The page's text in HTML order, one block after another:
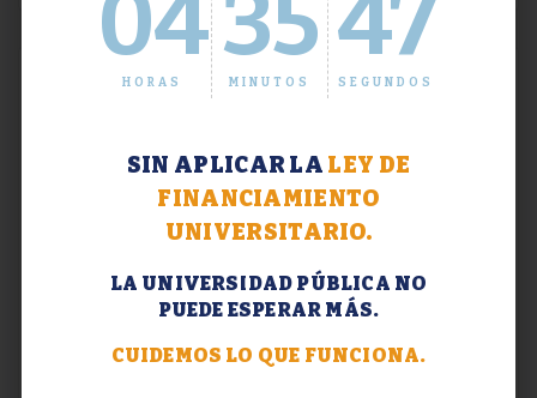
04
HORAS
35
MINUTOS
47
SEGUNDOS
SIN APLICAR LA LEY DE
FINANCIAMIENTO
UNIVERSITARIO.
LA UNIVERSIDAD PÚBLICA NO
PUEDE ESPERAR MÁS.
CUIDEMOS LO QUE FUNCIONA.
Extensión. Diplomaturas 2026.